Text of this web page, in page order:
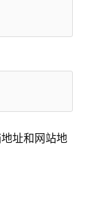
址和网站地